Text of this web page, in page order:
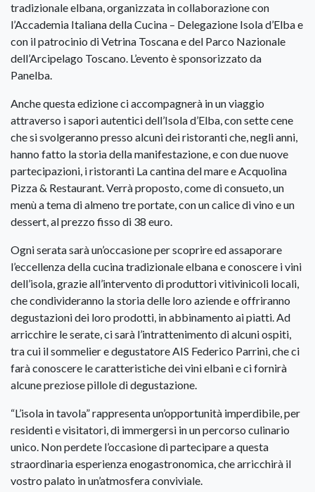
tradizionale elbana, organizzata in collaborazione con
l’Accademia Italiana della Cucina – Delegazione Isola d’Elba e
con il patrocinio di Vetrina Toscana e del Parco Nazionale
dell’Arcipelago Toscano. L’evento è sponsorizzato da
Panelba.
Anche questa edizione ci accompagnerà in un viaggio
attraverso i sapori autentici dell’Isola d’Elba, con sette cene
che si svolgeranno presso alcuni dei ristoranti che, negli anni,
hanno fatto la storia della manifestazione, e con due nuove
partecipazioni, i ristoranti La cantina del mare e Acquolina
Pizza & Restaurant. Verrà proposto, come di consueto, un
menù a tema di almeno tre portate, con un calice di vino e un
dessert, al prezzo fisso di 38 euro.
Ogni serata sarà un’occasione per scoprire ed assaporare
l’eccellenza della cucina tradizionale elbana e conoscere i vini
dell’isola, grazie all’intervento di produttori vitivinicoli locali,
che condivideranno la storia delle loro aziende e offriranno
degustazioni dei loro prodotti, in abbinamento ai piatti. Ad
arricchire le serate, ci sarà l’intrattenimento di alcuni ospiti,
tra cui il sommelier e degustatore AIS Federico Parrini, che ci
farà conoscere le caratteristiche dei vini elbani e ci fornirà
alcune preziose pillole di degustazione.
“L’isola in tavola” rappresenta un’opportunità imperdibile, per
residenti e visitatori, di immergersi in un percorso culinario
unico. Non perdete l’occasione di partecipare a questa
straordinaria esperienza enogastronomica, che arricchirà il
vostro palato in un’atmosfera conviviale.